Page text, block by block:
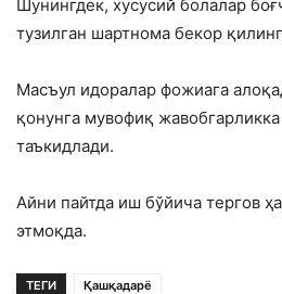
Шунингдек, хусусий болалар
тузилган шартнома бекор
Масъул идоралар фожиага
қонунга мувофиқ
таъкидлади.
Айни пайтда иш бўйича тергов
этмоқда.
ТЕГИ Қашқадарё